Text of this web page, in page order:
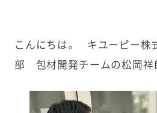
こんにちは。 キユーピー株
部 包材開発チームの松岡祥